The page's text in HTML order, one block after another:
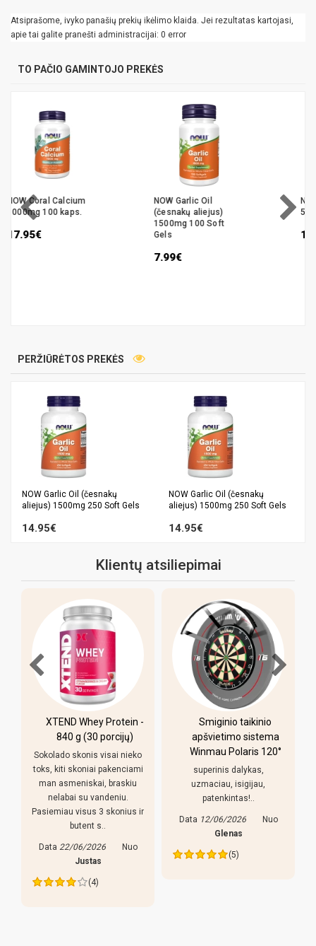
Atsiprašome, ivyko panašių prekių ikėlimo klaida. Jei rezultatas kartojasi,
apie tai galite pranešti administracijai: 0 error
TO PAČIO GAMINTOJO PREKĖS
NOW Garlic Oil
(česnakų aliejus)
Gels
NOW L-Arginine
500mg 100 veg. kaps.
PERŽIŪRĖTOS PREKĖS
NOW Garlic Oil (česnakų
aliejus) 1500mg 250 Soft Gels
14.95€
NOW Garlic Oil (česnakų
aliejus) 1500mg 250 Soft Gels
14.95€
Klientų atsiliepimai
XTEND Whey Protein -
840 g (30 porcijų)
Sokolado skonis visai nieko
toks, kiti skoniai pakenciami
man asmeniskai, braskiu
nelabai su vandeniu.
Pasiemiau visus 3 skonius ir
butent s..
Data 22/06/2026
Nuo
Justas
(4)
Smiginio taikinio
apšvietimo sistema
Winmau Polaris 120°
superinis dalykas,
uzmaciau, isigijau,
patenkintas!..
Data 12/06/2026
Nuo
Glenas
(5)